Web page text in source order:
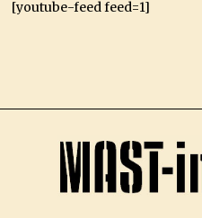
[youtube-feed feed=1]